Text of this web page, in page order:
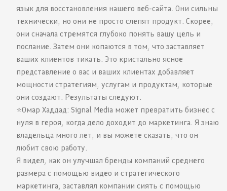
язык для восстановления нашего веб-сайта. Они сильны
технически, но они не просто слепят продукт. Скорее,
они сначала стремятся глубоко понять вашу цель и
послание. Затем они копаются в том, что заставляет
ваших клиентов тикать. Это кристально ясное
представление о вас и ваших клиентах добавляет
мощности стратегиям, услугам и продуктам, которые
они создают. Результаты следуют.
⭐️Омар Хаддад: Signal Media может превратить бизнес с
нуля в героя, когда дело доходит до маркетинга. Я знаю
владельца много лет, и вы можете сказать, что он
любит свою работу.
Я видел, как он улучшал бренды компаний среднего
размера с помощью видео и стратегического
маркетинга, заставлял компании сиять с помощью